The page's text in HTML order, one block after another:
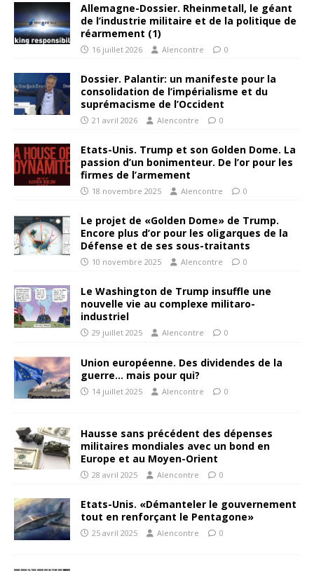
Allemagne-Dossier. Rheinmetall, le géant
de l’industrie militaire et de la politique de
réarmement (1)
16 juillet 2026 Alencontre 0
Dossier. Palantir: un manifeste pour la
consolidation de l’impérialisme et du
suprémacisme de l’Occident
21 avril 2026 Alencontre 0
Etats-Unis. Trump et son Golden Dome. La
passion d’un bonimenteur. De l’or pour les
firmes de l’armement
18 novembre 2025 Alencontre 0
Le projet de «Golden Dome» de Trump.
Encore plus d’or pour les oligarques de la
Défense et de ses sous-traitants
10 novembre 2025 Alencontre 0
Le Washington de Trump insuffle une
nouvelle vie au complexe militaro-
industriel
29 juillet 2025 Alencontre 0
Union européenne. Des dividendes de la
guerre… mais pour qui?
14 juillet 2025 Alencontre 0
Hausse sans précédent des dépenses
militaires mondiales avec un bond en
Europe et au Moyen-Orient
28 avril 2025 Alencontre 0
Etats-Unis. «Démanteler le gouvernement
tout en renforçant le Pentagone»
25 avril 2025 Alencontre 0